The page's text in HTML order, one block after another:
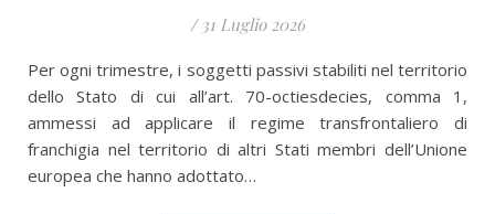
/ 31 Luglio 2026
Per ogni trimestre, i soggetti passivi stabiliti nel territorio
dello Stato di cui all’art. 70-octiesdecies, comma 1,
ammessi ad applicare il regime transfrontaliero di
franchigia nel territorio di altri Stati membri dell’Unione
europea che hanno adottato…